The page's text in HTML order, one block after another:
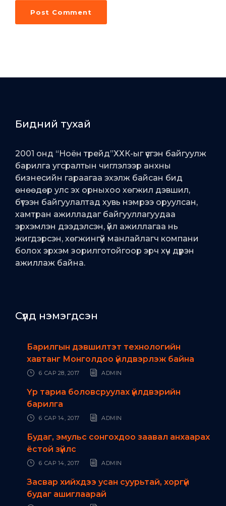
Бидний тухай
2001 онд “Ноён трейд”ХХК-ыг үүсгэн байгуулж
барилга угсралтын чиглэлээр анхны
бизнесийн гараагаа эхэлж байсан бид
өнөөдөр улс эх орныхоо хөгжил дэвшил,
бүтээн байгуулалтад хувь нэмрээ оруулсан,
хамтран ажилладаг байгууллагуудаа
эрхэмлэн дээдэлсэн, үйл ажиллагаа нь
жигдэрсэн, хөгжингүй манлайлагч компани
болох эрхэм зорилготойгоор эрч хүч дүүрэн
ажиллаж байна.
Сүүлд нэмэгдсэн
Барилгын дэвшилтэт технологийн
хавтанг Монголдоо үйлдвэрлэж байна
6 САР 28, 2017 ADMIN
Үр тариа боловсруулах үйлдвэрийн
барилга
6 САР 14, 2017 ADMIN
Будаг, эмульс сонгохдоо заавал анхаарах
ёстой зүйлс
6 САР 14, 2017 ADMIN
Засвар хийхдээ усан суурьтай, хоргүй
будаг ашиглаарай